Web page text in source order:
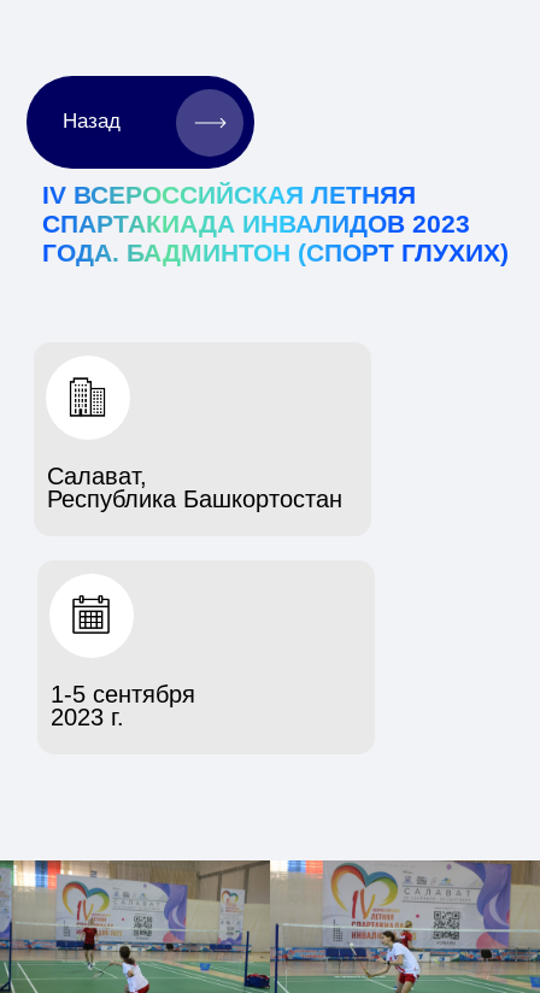
1-5 сентября
2023 г.
IV ВСЕРОССИЙСКАЯ ЛЕТНЯЯ
СПАРТАКИАДА ИНВАЛИДОВ 2023
ГОДА. БАДМИНТОН (СПОРТ ГЛУХИХ)
Назад